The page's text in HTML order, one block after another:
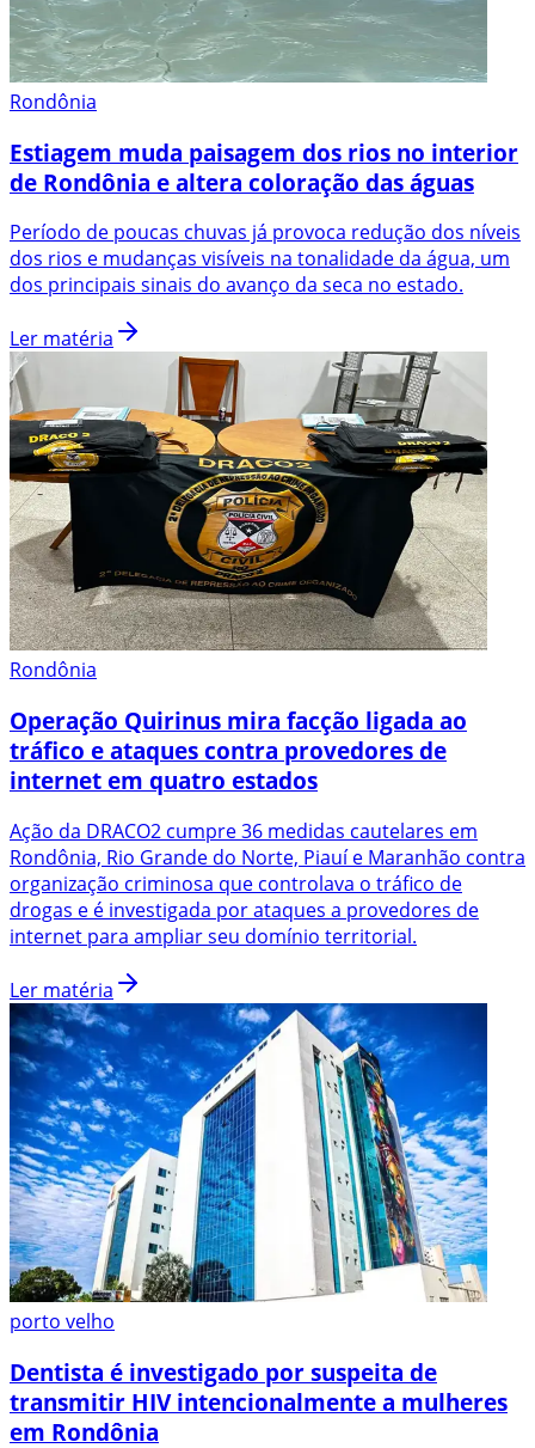
Rondônia
Estiagem muda paisagem dos rios no interior
de Rondônia e altera coloração das águas
Período de poucas chuvas já provoca redução dos níveis
dos rios e mudanças visíveis na tonalidade da água, um
dos principais sinais do avanço da seca no estado.
Ler matéria
Rondônia
Operação Quirinus mira facção ligada ao
tráfico e ataques contra provedores de
internet em quatro estados
Ação da DRACO2 cumpre 36 medidas cautelares em
Rondônia, Rio Grande do Norte, Piauí e Maranhão contra
organização criminosa que controlava o tráfico de
drogas e é investigada por ataques a provedores de
internet para ampliar seu domínio territorial.
Ler matéria
porto velho
Dentista é investigado por suspeita de
transmitir HIV intencionalmente a mulheres
em Rondônia